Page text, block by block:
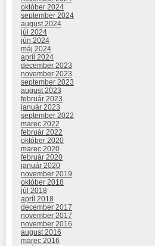
október 2024
september 2024
august 2024
júl 2024
jún 2024
máj 2024
apríl 2024
december 2023
november 2023
september 2023
august 2023
február 2023
január 2023
september 2022
marec 2022
február 2022
október 2020
marec 2020
február 2020
január 2020
november 2019
október 2018
júl 2018
apríl 2018
december 2017
november 2017
november 2016
august 2016
marec 2016